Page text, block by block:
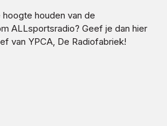
houden van de
ALLsportsradio? Geef je dan hier
van YPCA, De Radiofabriek!